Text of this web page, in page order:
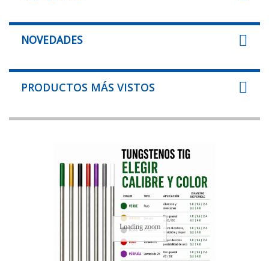
NOVEDADES
PRODUCTOS MÁS VISTOS
Loading zoom